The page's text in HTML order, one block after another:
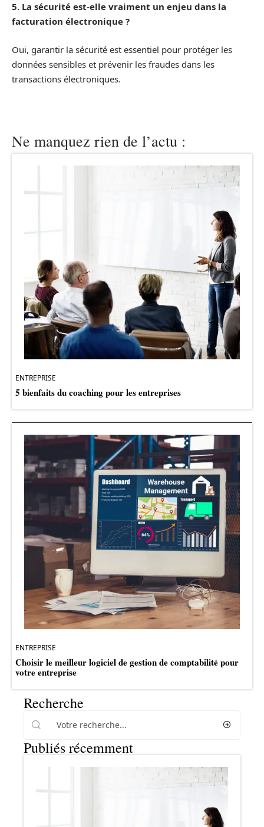
5. La sécurité est-elle vraiment un enjeu dans la
facturation électronique ?
Oui, garantir la sécurité est essentiel pour protéger les
données sensibles et prévenir les fraudes dans les
transactions électroniques.
Ne manquez rien de l’actu :
ENTREPRISE
5 bienfaits du coaching pour les entreprises
ENTREPRISE
Choisir le meilleur logiciel de gestion de comptabilité pour
votre entreprise
Recherche
Publiés récemment